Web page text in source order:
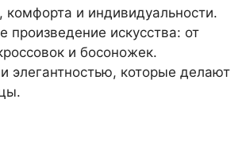
комфорта и индивидуальности.
искусства: от
и босоножек.
которые делают